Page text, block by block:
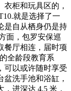
柜和玩具区的，
就是选择了一
是自从栖身仍是持
面，包罗安保巡
餐厅相连，届时项
全龄段教育系
可以或许随时享受
洗手池和浴缸，
进深达 4.5 米，